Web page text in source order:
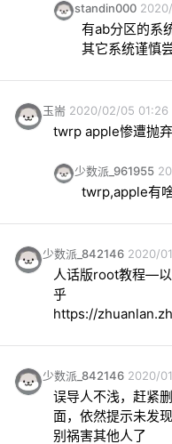
standin000
有ab分区的系
其它系统谨慎
玉耑 2020/02/05 01:26
twrp apple惨遭抛弃
少数派_961955
twrp,apple有啥
少数派_842146 2020/
人话版root教程—
https://
少数派_842146 2020/
误导人不浅，赶紧
面，依然提示未发
别祸害其他人了